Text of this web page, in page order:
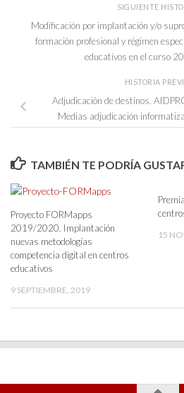
SIGUIENTE
Modificación por implantación y/o
formación profesional y régimen
educativos en el curso
HISTORIA
Adjudicación de destinos.
Medias adjudicación
TAMBIÉN TE PODRÍA
Proyecto FORMapps
2019/2020. Implantación
nuevas metodologías
competencia digital en centros
educativos
9 SEPTIEMBRE, 2019
15